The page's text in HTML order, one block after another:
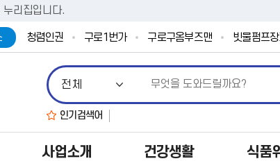
리집입니다.
청렴인권 구로1번가 구로구옴부즈맨 빗물펌프
인기검색어
사업소개 건강생활 식품